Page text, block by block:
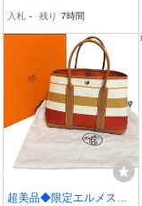
具 ニロティカス ハンドバ
ッグ レディース
入札 - 残り 7時間
超美品◆限定エルメスHE